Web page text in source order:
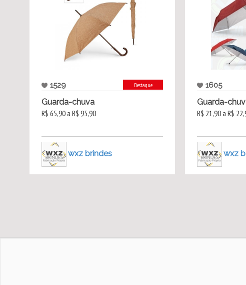
1529 Destaque
Guarda-chuva
R$ 65,90 a R$ 95,90
wxz brindes
1605
Guarda-
R$ 21,90 a R$
wxz